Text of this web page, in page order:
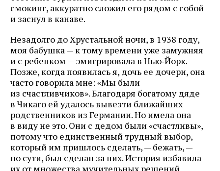
смокинг, аккуратно сложил его рядом с собой
и заснул в канаве.
Незадолго до Хрустальной ночи, в 1938 году,
моя бабушка — к тому времени уже замужняя
и с ребенком — эмигрировала в Нью‑Йорк.
Позже, когда появилась я, дочь ее дочери, она
часто говорила мне: «Мы были
из счастливчиков». Благодаря богатому дяде
в Чикаго ей удалось вывезти ближайших
родственников из Германии. Но имела она
в виду не это. Они с дедом были «счастливы»,
потому что единственный трудный выбор,
который им пришлось сделать, — бежать, —
по сути, был сделан за них. История избавила